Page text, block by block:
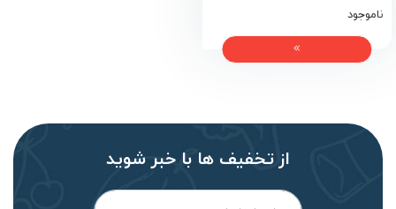
ناموجود
از تخفیف‌ ها با‌ خبر شوید